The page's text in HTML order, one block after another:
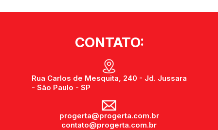
CONTATO:
Rua Carlos de Mesquita, 240 - Jd. Jussara
- São Paulo - SP
progerta@progerta.com.br
contato@progerta.com.br